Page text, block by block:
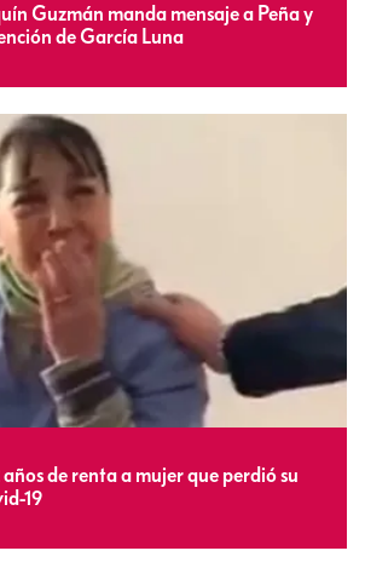
Guzmán manda mensaje a Peña y
de García Luna
de renta a mujer que perdió su
19